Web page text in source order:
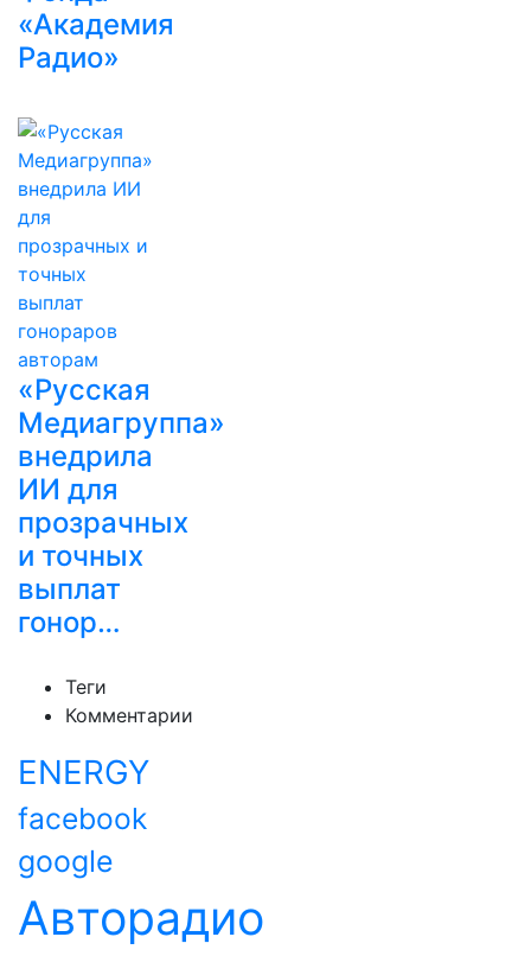
«Академия
Радио»
«Русская
Медиагруппа»
внедрила
ИИ для
прозрачных
и точных
выплат
гонор…
Теги
Комментарии
ENERGY
facebook
google
Авторадио